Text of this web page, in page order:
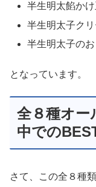
半生明太餡か
半生明太子ク
半生明太子の
となっています。
全８種オー
中での
さて、この全８種